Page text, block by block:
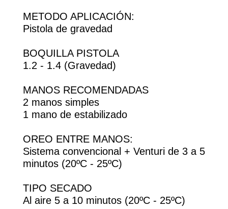
METODO APLICACIÓN:
Pistola de gravedad
BOQUILLA PISTOLA
1.2 - 1.4 (Gravedad)
MANOS RECOMENDADAS
2 manos simples
1 mano de estabilizado
OREO ENTRE MANOS:
Sistema convencional + Venturi de 3 a 5
minutos (20ºC - 25ºC)
TIPO SECADO
Al aire 5 a 10 minutos (20ºC - 25ºC)